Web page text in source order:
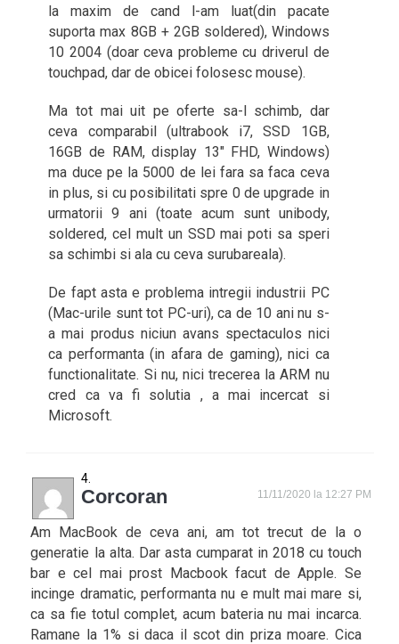
la maxim de cand l-am luat(din pacate
suporta max 8GB + 2GB soldered), Windows
10 2004 (doar ceva probleme cu driverul de
touchpad, dar de obicei folosesc mouse).
Ma tot mai uit pe oferte sa-l schimb, dar
ceva comparabil (ultrabook i7, SSD 1GB,
16GB de RAM, display 13″ FHD, Windows)
ma duce pe la 5000 de lei fara sa faca ceva
in plus, si cu posibilitati spre 0 de upgrade in
urmatorii 9 ani (toate acum sunt unibody,
soldered, cel mult un SSD mai poti sa speri
sa schimbi si ala cu ceva surubareala).
De fapt asta e problema intregii industrii PC
(Mac-urile sunt tot PC-uri), ca de 10 ani nu s-
a mai produs niciun avans spectaculos nici
ca performanta (in afara de gaming), nici ca
functionalitate. Si nu, nici trecerea la ARM nu
cred ca va fi solutia , a mai incercat si
Microsoft.
Corcoran 11/11/2020 la 12:27 PM
Am MacBook de ceva ani, am tot trecut de la o
generatie la alta. Dar asta cumparat in 2018 cu touch
bar e cel mai prost Macbook facut de Apple. Se
incinge dramatic, performanta nu e mult mai mare si,
ca sa fie totul complet, acum bateria nu mai incarca.
Ramane la 1% si daca il scot din priza moare. Cica